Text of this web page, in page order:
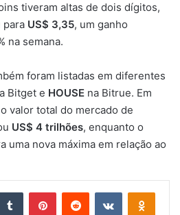
tiveram altas de dois dígitos,
para US$ 3,35, um ganho
na semana.
foram listadas em diferentes
Bitget e HOUSE na Bitrue. Em
valor total do mercado de
US$ 4 trilhões, enquanto o
uma nova máxima em relação ao
Tumblr PinterestReddit VK OK